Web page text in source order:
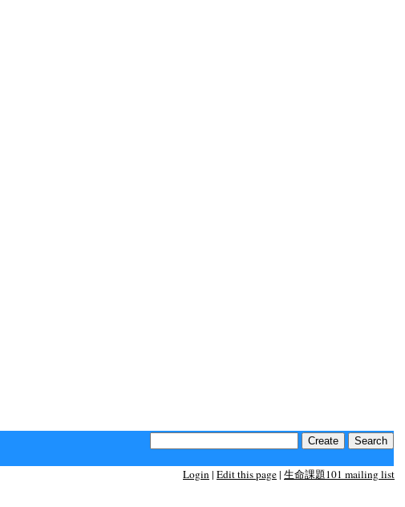
Login| Edit this page| 生命課題101 mailing list